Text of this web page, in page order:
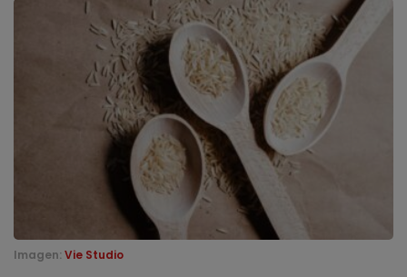
Imagen: Vie Studio